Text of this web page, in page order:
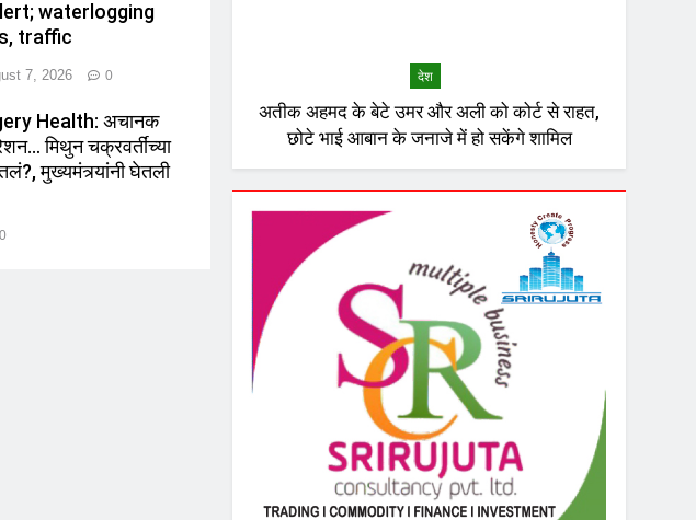
waterlogging
traffic
7, 2026 0
Health: अचानक
मिथुन चक्रवर्तींच्या
मुख्यमंत्र्यांनी घेतली
0
देश
अतीक अहमद के बेटे उमर और अली को कोर्ट से राहत,
छोटे भाई आबान के जनाजे में हो सकेंगे शामिल